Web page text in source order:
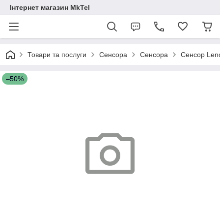
Інтернет магазин MkTel
Товари та послуги Сенсора Сенсора Сенсор
–50%